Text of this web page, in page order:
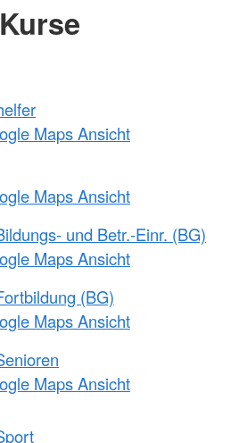
Kurse
Maps Ansicht
Maps Ansicht
und Betr.-Einr. (BG)
Maps Ansicht
(BG)
Maps Ansicht
Maps Ansicht